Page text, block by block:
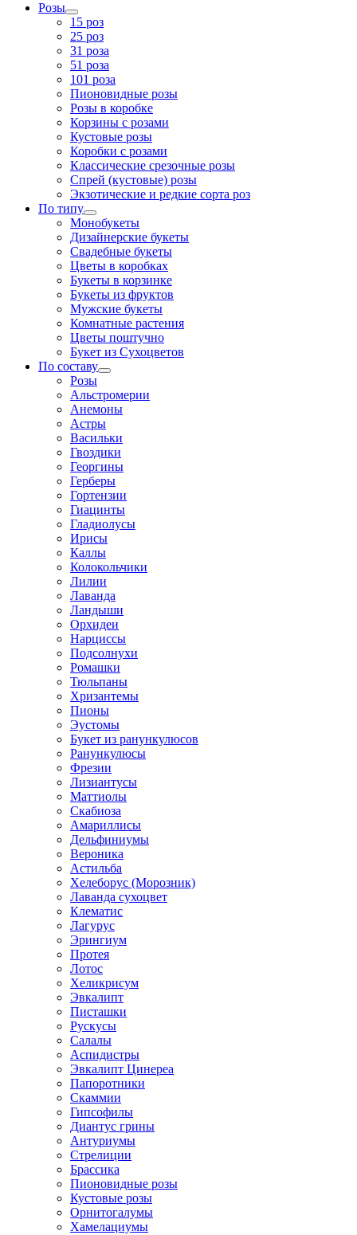
Розы
15 роз
25 роз
31 роза
51 роза
101 роза
Пионовидные розы
Розы в коробке
Корзины с розами
Кустовые розы
Коробки с розами
Классические срезочные розы
Спрей (кустовые) розы
Экзотические и редкие сорта роз
По типу
Монобукеты
Дизайнерские букеты
Свадебные букеты
Цветы в коробках
Букеты в корзинке
Букеты из фруктов
Мужские букеты
Комнатные растения
Цветы поштучно
Букет из Сухоцветов
По составу
Розы
Альстромерии
Анемоны
Астры
Васильки
Гвоздики
Георгины
Герберы
Гортензии
Гиацинты
Гладиолусы
Ирисы
Каллы
Колокольчики
Лилии
Лаванда
Ландыши
Орхидеи
Нарциссы
Подсолнухи
Ромашки
Тюльпаны
Хризантемы
Пионы
Эустомы
Букет из ранункулюсов
Ранункулюсы
Фрезии
Лизиантусы
Маттиолы
Скабиоза
Амариллисы
Дельфиниумы
Вероника
Астильба
Хелеборус (Морозник)
Лаванда сухоцвет
Клематис
Лагурус
Эрингиум
Протея
Лотос
Хеликрисум
Эвкалипт
Писташки
Рускусы
Салалы
Аспидистры
Эвкалипт Цинереа
Папоротники
Скаммии
Гипсофилы
Диантус грины
Антуриумы
Стрелиции
Брассика
Пионовидные розы
Кустовые розы
Орнитогалумы
Хамелациумы